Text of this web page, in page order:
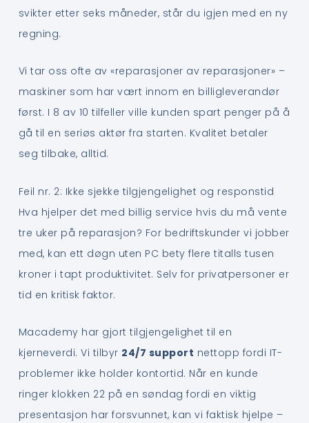
svikter etter seks måneder, står du igjen med en ny
regning.
Vi tar oss ofte av «reparasjoner av reparasjoner» –
maskiner som har vært innom en billigleverandør
først. I 8 av 10 tilfeller ville kunden spart penger på å
gå til en seriøs aktør fra starten. Kvalitet betaler
seg tilbake, alltid.
Feil nr. 2: Ikke sjekke tilgjengelighet og responstid
Hva hjelper det med billig service hvis du må vente
tre uker på reparasjon? For bedriftskunder vi jobber
med, kan ett døgn uten PC bety flere titalls tusen
kroner i tapt produktivitet. Selv for privatpersoner er
tid en kritisk faktor.
Macademy har gjort tilgjengelighet til en
kjerneverdi. Vi tilbyr 24/7 support nettopp fordi IT-
problemer ikke holder kontortid. Når en kunde
ringer klokken 22 på en søndag fordi en viktig
presentasjon har forsvunnet, kan vi faktisk hjelpe –